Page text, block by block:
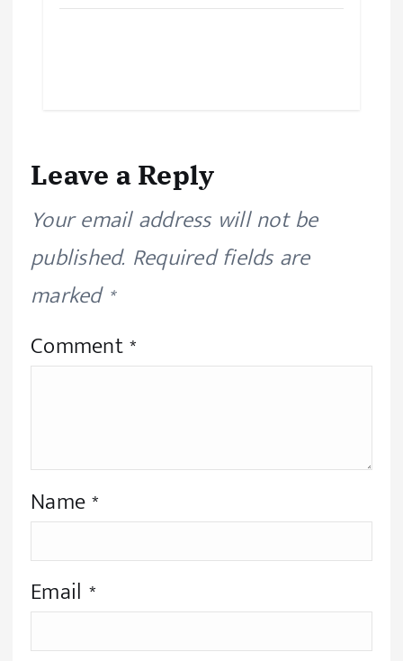
Leave a Reply
Your email address will not be
published. Required fields are
marked*
Comment*
Name*
Email *